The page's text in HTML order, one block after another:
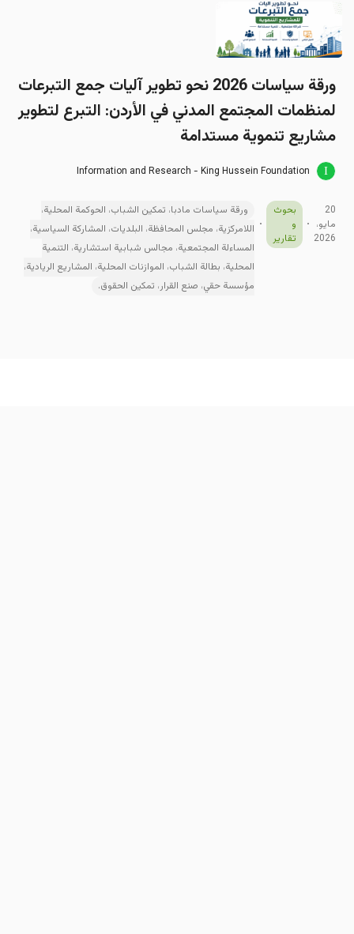
ورقة سیاسات 2026 نحو تطوير آليات جمع التبرعات
لمنظمات المجتمع المدني في الأردن: التبرع لتطوير
مشاريع تنموية مستدامة
Information and Research - King Hussein Foundation
مايو،
2026
بحوث
تقارير
ورقة سياسات مادبا، تمكين الشباب، الحوكمة المحلية،
اللامركزية، مجلس المحافظة، البلديات، المشاركة السياسية،
المساءلة المجتمعية، مجالس شبابية استشارية، التنمية
المحلية، بطالة الشباب، الموازنات المحلية، المشاريع الريادية،
مؤسسة حقي، صنع القرار، تمكين الحقوق.